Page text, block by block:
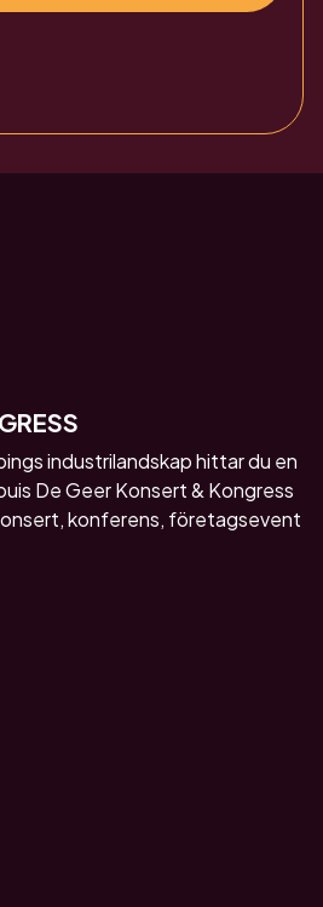
industrilandskap hittar du en
De Geer Konsert & Kongress
konferens, företagsevent